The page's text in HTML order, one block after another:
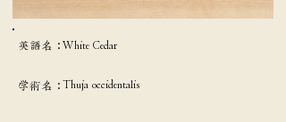
英語名：White Cedar
学術名： Thuja occidentalis